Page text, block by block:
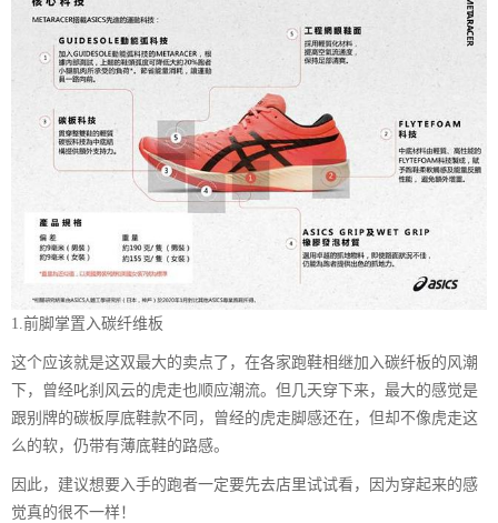
1.前脚掌置入碳纤维板
这个应该就是这双最大的卖点了，在各家跑鞋相继加入碳纤板的风潮
下，曾经叱刹风云的虎走也顺应潮流。但几天穿下来，最大的感觉是
跟别牌的碳板厚底鞋款不同，曾经的虎走脚感还在，但却不像虎走这
么的软，仍带有薄底鞋的路感。
因此，建议想要入手的跑者一定要先去店里试试看，因为穿起来的感
觉真的很不一样！